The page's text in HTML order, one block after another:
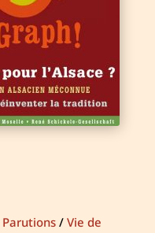
Parutions/ Vie de